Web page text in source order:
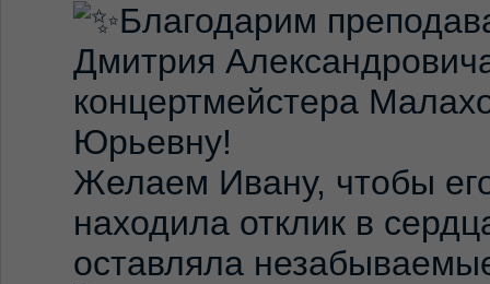
Благодарим
Дмитрия
концертмейстера
Юрьевну!
Желаем Ивану, чтобы
находила отклик в
оставляла